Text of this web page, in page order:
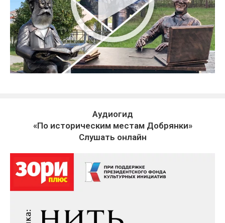
Аудиогид
«По историческим местам Добрянки»
Слушать онлайн